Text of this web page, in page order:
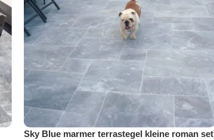
Sky Blue marmer terrastegel kleine roman set